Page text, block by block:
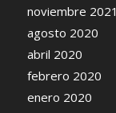
noviembre 2021
agosto 2020
abril 2020
febrero 2020
enero 2020